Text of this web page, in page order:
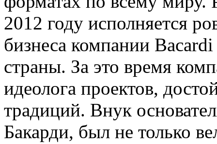
2012 году исполняется
бизнеса компании
страны. За это время
идеолога проектов,
традиций. Внук
Бакарди, был не только